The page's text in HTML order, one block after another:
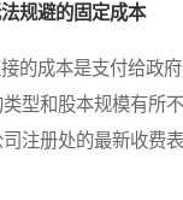
规避的固定成本
成本是支付给政府
型和股本规模有所
注册处的最新收费